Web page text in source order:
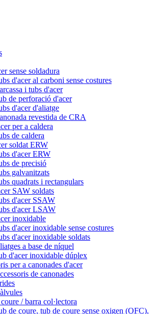
sense soldadura
d'acer al carboni sense costures
i tubs d'acer
de perforació d'acer
d'acer d'aliatge
revestida de CRA
per a caldera
de caldera
soldat ERW
d'acer ERW
de precisió
galvanitzats
quadrats i rectangulars
SAW soldats
d'acer SSAW
d'acer LSAW
inoxidable
d'acer inoxidable sense costures
d'acer inoxidable soldats
a base de níquel
d'acer inoxidable dúplex
per a canonades d'acer
de canonades
/ barra col·lectora
de coure, tub de coure sense oxigen (OFC),